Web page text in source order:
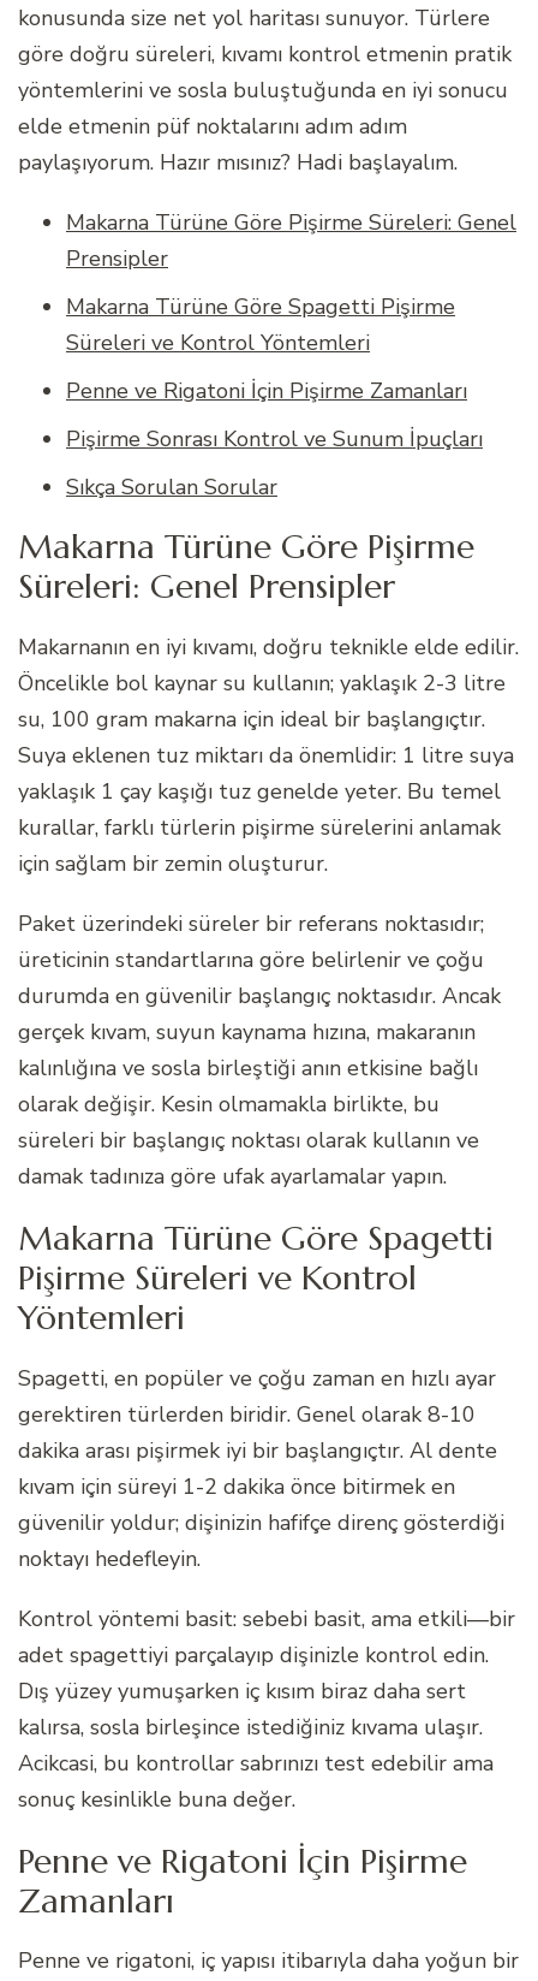
konusunda size net yol haritası sunuyor. Türlere
göre doğru süreleri, kıvamı kontrol etmenin pratik
yöntemlerini ve sosla buluştuğunda en iyi sonucu
elde etmenin püf noktalarını adım adım
paylaşıyorum. Hazır mısınız? Hadi başlayalım.
Makarna Türüne Göre Pişirme Süreleri: Genel
Prensipler
Makarna Türüne Göre Spagetti Pişirme
Süreleri ve Kontrol Yöntemleri
Penne ve Rigatoni İçin Pişirme Zamanları
Pişirme Sonrası Kontrol ve Sunum İpuçları
Sıkça Sorulan Sorular
Makarna Türüne Göre Pişirme
Süreleri: Genel Prensipler
Makarnanın en iyi kıvamı, doğru teknikle elde edilir.
Öncelikle bol kaynar su kullanın; yaklaşık 2-3 litre
su, 100 gram makarna için ideal bir başlangıçtır.
Suya eklenen tuz miktarı da önemlidir: 1 litre suya
yaklaşık 1 çay kaşığı tuz genelde yeter. Bu temel
kurallar, farklı türlerin pişirme sürelerini anlamak
için sağlam bir zemin oluşturur.
Paket üzerindeki süreler bir referans noktasıdır;
üreticinin standartlarına göre belirlenir ve çoğu
durumda en güvenilir başlangıç noktasıdır. Ancak
gerçek kıvam, suyun kaynama hızına, makaranın
kalınlığına ve sosla birleştiği anın etkisine bağlı
olarak değişir. Kesin olmamakla birlikte, bu
süreleri bir başlangıç noktası olarak kullanın ve
damak tadınıza göre ufak ayarlamalar yapın.
Makarna Türüne Göre Spagetti
Pişirme Süreleri ve Kontrol
Yöntemleri
Spagetti, en popüler ve çoğu zaman en hızlı ayar
gerektiren türlerden biridir. Genel olarak 8-10
dakika arası pişirmek iyi bir başlangıçtır. Al dente
kıvam için süreyi 1-2 dakika önce bitirmek en
güvenilir yoldur; dişinizin hafifçe direnç gösterdiği
noktayı hedefleyin.
Kontrol yöntemi basit: sebebi basit, ama etkili—bir
adet spagettiyi parçalayıp dişinizle kontrol edin.
Dış yüzey yumuşarken iç kısım biraz daha sert
kalırsa, sosla birleşince istediğiniz kıvama ulaşır.
Acikcasi, bu kontrollar sabrınızı test edebilir ama
sonuç kesinlikle buna değer.
Penne ve Rigatoni İçin Pişirme
Zamanları
Penne ve rigatoni, iç yapısı itibarıyla daha yoğun bir